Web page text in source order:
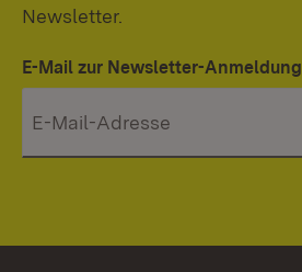
Newsletter.
E-Mail zur Newsletter-Anmeldung